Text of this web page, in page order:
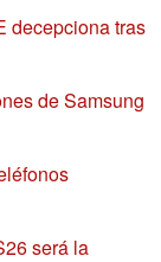
decepciona tras
de Samsung
será la